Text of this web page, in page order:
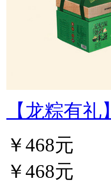
【龙粽有礼】
￥468元
￥468元